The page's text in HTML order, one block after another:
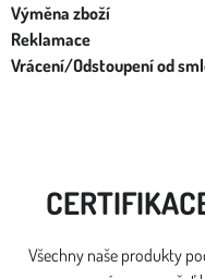
Výměna zboží
Reklamace
Vrácení/Odstoupení od
Všechny naše produkty